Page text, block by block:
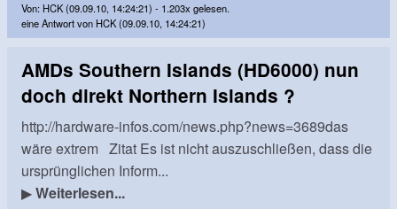
Von: HCK (09.09.10, 14:24:21) - 1.203x gelesen.
eine Antwort von HCK (09.09.10, 14:24:21)
AMDs Southern Islands (HD6000) nun
doch direkt Northern Islands ?
http://hardware-infos.com/news.php?news=3689das
wäre extrem Zitat Es ist nicht auszuschließen, dass die
ursprünglichen Inform...
▶Weiterlesen...